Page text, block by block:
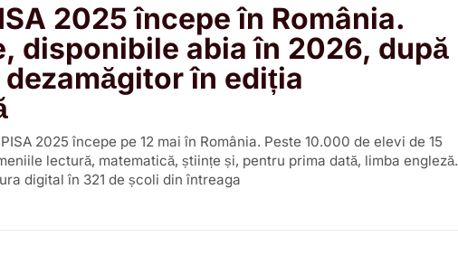
2025 începe în România.
disponibile abia în 2026, după
în ediția
2025 începe pe 12 mai în România. Peste 10.000 de elevi de 15
lectură, matematică, științe și, pentru prima dată, limba engleză.
digital în 321 de școli din întreaga